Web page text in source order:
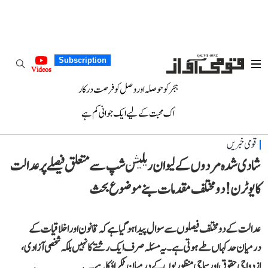
Subscription
Videos
ہجر کو حوصلہ اور وصل کو فرصت درکار
اک محبت کے لیے ایک جوانی کم ہے
قومی خبریں
شادی شدہ مردوں کے لیو ان ریلیشن شپ سے متعلق فیصلے پرعدالت
کا یو ٹرن! دو مختلف مقدمات بنے موضوع بحث
عدالت کے دو مختلف فیصلوں سے سوال پیدا ہوگیا ہے کہ قانون اوراخلاقیات کے
درمیان حد کہاں طے ہوتی ہے۔ یہ مسئلہ صرف ایک رشتے کا نہیں بلکہ شخصی آزادی،